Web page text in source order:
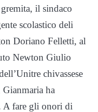
il sindaco
scolastico deli
Doriano Felletti, al
Newton Giulio
chivassese
ha
A fare gli onori di